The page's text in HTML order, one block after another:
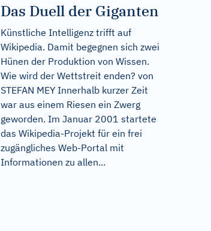
Das Duell der Giganten
Künstliche Intelligenz trifft auf
Wikipedia. Damit begegnen sich zwei
Hünen der Produktion von Wissen.
Wie wird der Wettstreit enden? von
STEFAN MEY Innerhalb kurzer Zeit
war aus einem Riesen ein Zwerg
geworden. Im Januar 2001 startete
das Wikipedia-Projekt für ein frei
zugängliches Web-Portal mit
Informationen zu allen...